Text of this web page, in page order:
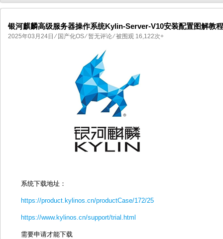
国产化操作系统欧拉openEuler编
银河麒麟高级服务器操作系统Kylin-Server-V10安装配置图解教程
2025年03月24日 ⁄ 国产化OS ⁄暂无评论⁄ 被围观 16,122次+
系统下载地址：
https://product.kylinos.cn/productCase/172/25
https://www.kylinos.cn/support/trial.html
需要申请才能下载